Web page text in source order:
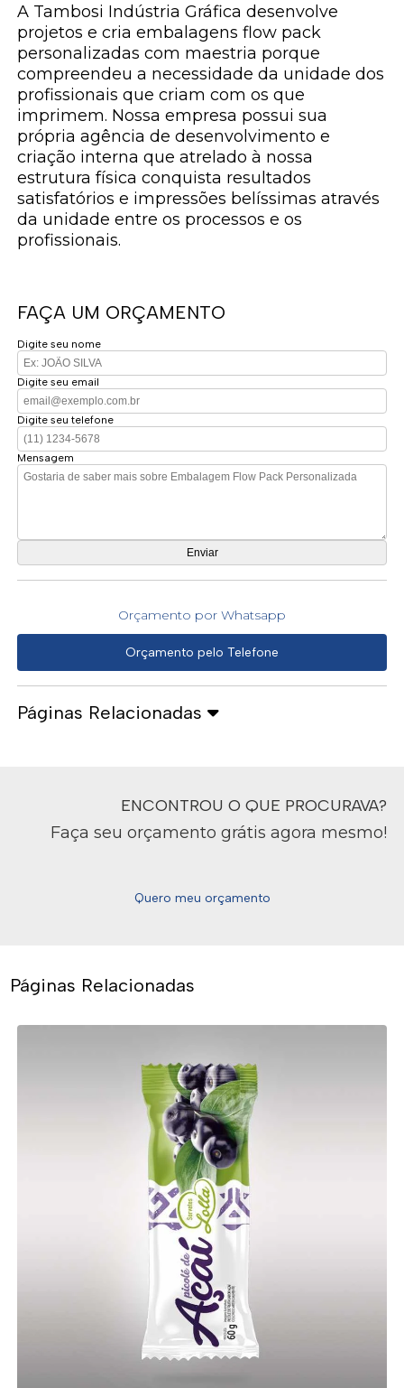
A Tambosi Indústria Gráfica desenvolve
projetos e cria embalagens flow pack
personalizadas com maestria porque
compreendeu a necessidade da unidade dos
profissionais que criam com os que
imprimem. Nossa empresa possui sua
própria agência de desenvolvimento e
criação interna que atrelado à nossa
estrutura física conquista resultados
satisfatórios e impressões belíssimas através
da unidade entre os processos e os
profissionais.
FAÇA UM ORÇAMENTO
Digite seu nome
Digite seu email
Digite seu telefone
Mensagem
Orçamento por Whatsapp
Orçamento pelo Telefone
Páginas Relacionadas
ENCONTROU O QUE PROCURAVA?
Faça seu orçamento grátis agora mesmo!
Quero meu orçamento
Páginas Relacionadas